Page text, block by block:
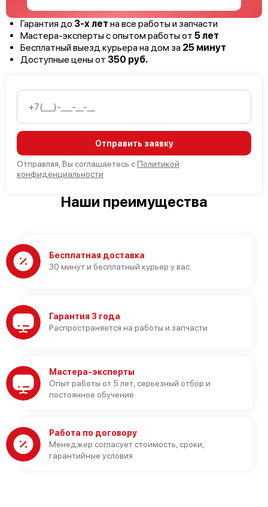
Гарантия до 3-х лет на все работы и запчасти
Мастера-эксперты с опытом работы от 5 лет
Бесплатный выезд курьера на дом за 25 минут
Доступные цены от 350 руб.
Отправить заявку
Отправляя, Вы соглашаетесь сПолитикой
конфиденциальности
Наши преимущества
Бесплатная доставка
30 минут и бесплатный курьер у вас.
Гарантия 3 года
Распространяется на работы и запчасти
Мастера-эксперты
Опыт работы от 5 лет, серьезный отбор и
постоянное обучение
Работа по договору
Менеджер согласует стоимость, сроки,
гарантийные условия